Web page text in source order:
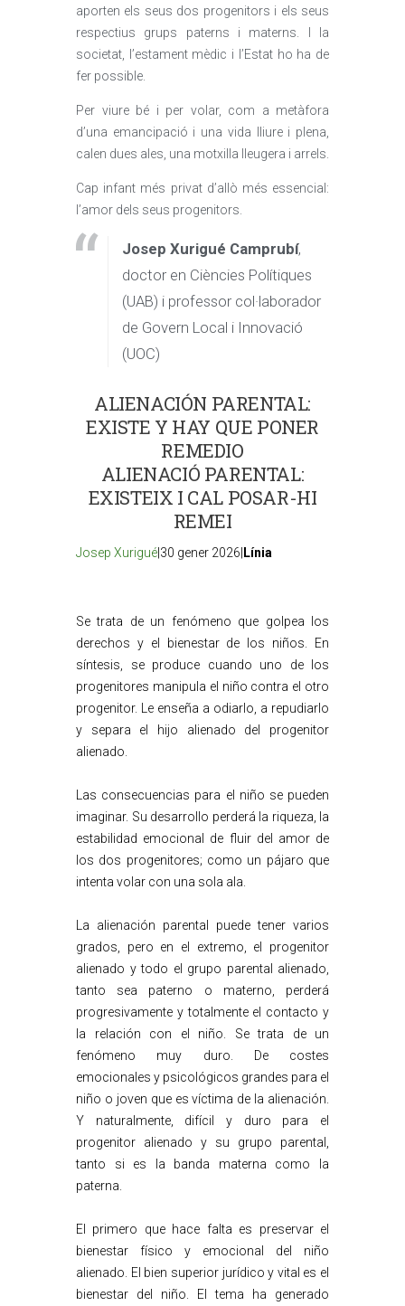
aporten els seus dos progenitors i els seus
respectius grups paterns i materns. I la
societat, l’estament mèdic i l’Estat ho ha de
fer possible.
Per viure bé i per volar, com a metàfora
d’una emancipació i una vida lliure i plena,
calen dues ales, una motxilla lleugera i arrels.
Cap infant més privat d’allò més essencial:
l’amor dels seus progenitors.
Josep Xurigué Camprubí,
doctor en Ciències Polítiques
(UAB) i professor col·laborador
de Govern Local i Innovació
(UOC)
ALIENACIÓN PARENTAL:
EXISTE Y HAY QUE PONER
REMEDIO
ALIENACIÓ PARENTAL:
EXISTEIX I CAL POSAR-HI
REMEI
Josep Xurigué |30 gener 2026| Línia
Se trata de un fenómeno que golpea los
derechos y el bienestar de los niños. En
síntesis, se produce cuando uno de los
progenitores manipula el niño contra el otro
progenitor. Le enseña a odiarlo, a repudiarlo
y separa el hijo alienado del progenitor
alienado.
Las consecuencias para el niño se pueden
imaginar. Su desarrollo perderá la riqueza, la
estabilidad emocional de fluir del amor de
los dos progenitores; como un pájaro que
intenta volar con una sola ala.
La alienación parental puede tener varios
grados, pero en el extremo, el progenitor
alienado y todo el grupo parental alienado,
tanto sea paterno o materno, perderá
progresivamente y totalmente el contacto y
la relación con el niño. Se trata de un
fenómeno muy duro. De costes
emocionales y psicológicos grandes para el
niño o joven que es víctima de la alienación.
Y naturalmente, difícil y duro para el
progenitor alienado y su grupo parental,
tanto si es la banda materna como la
paterna.
El primero que hace falta es preservar el
bienestar físico y emocional del niño
alienado. El bien superior jurídico y vital es el
bienestar del niño. El tema ha generado